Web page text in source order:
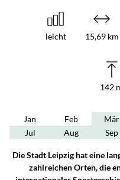
leicht 15,69 km
142
Jan Feb Mär
Jul
Aug Sep
Die Stadt Leipzig hat eine
zahlreichen Orten, die